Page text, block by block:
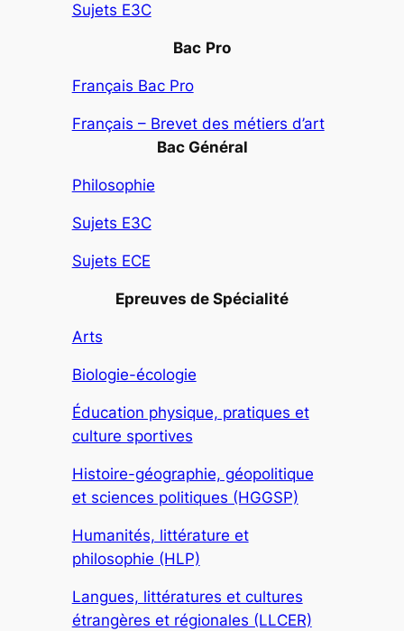
Sujets E3C
Bac Pro
Français Bac Pro
Français – Brevet des métiers d’art
Bac Général
Philosophie
Sujets E3C
Sujets ECE
Epreuves de Spécialité
Arts
Biologie-écologie
Éducation physique, pratiques et
culture sportives
Histoire-géographie, géopolitique
et sciences politiques (HGGSP)
Humanités, littérature et
philosophie (HLP)
Langues, littératures et cultures
étrangères et régionales (LLCER)